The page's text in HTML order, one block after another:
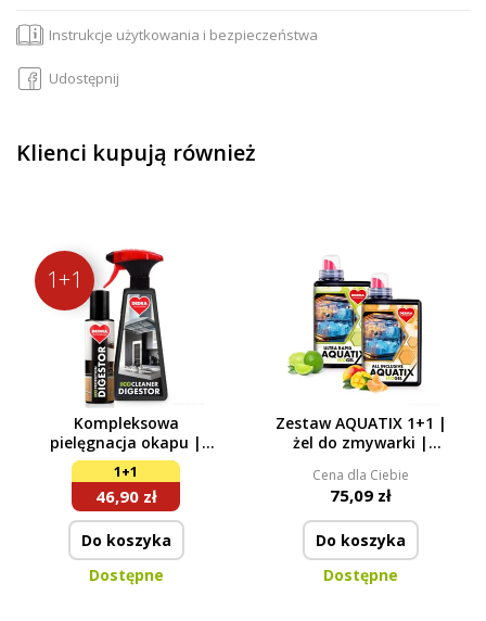
Instrukcje użytkowania i bezpieczeństwa
Udostępnij
Klienci kupują również
1+1
Kompleksowa
pielęgnacja okapu |
Środek czyszczący +
spray impregnujący |
500 ml + 200 ml
1+1
46,90 zł
Do koszyka
Dostępne
Zestaw AQUATIX 1+1 |
żel do zmywarki |
INCLUSIVE | 115 myć
Cena dla Ciebie
75,09 zł
Do koszyka
Dostępne